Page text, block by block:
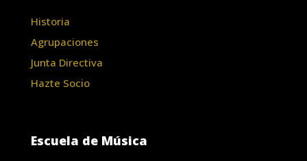
Historia
Agrupaciones
Junta Directiva
Hazte Socio
Escuela de Música